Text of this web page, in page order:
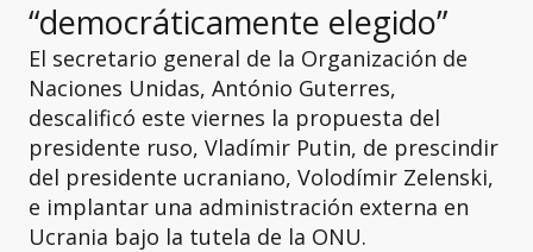
“democráticamente elegido”
El secretario general de la Organización de
Naciones Unidas, António Guterres,
descalificó este viernes la propuesta del
presidente ruso, Vladímir Putin, de prescindir
del presidente ucraniano, Volodímir Zelenski,
e implantar una administración externa en
Ucrania bajo la tutela de la ONU.